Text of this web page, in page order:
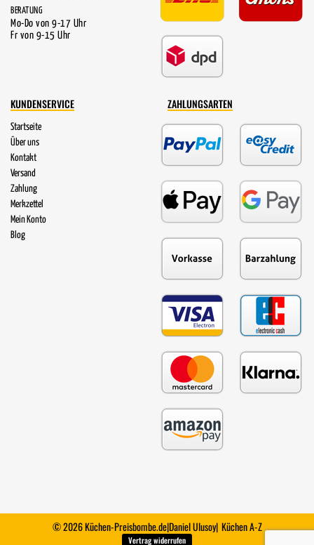
BERATUNG
Mo-Do von 9-17 Uhr
Fr von 9-15 Uhr
KUNDENSERVICE
Startseite
Über uns
Kontakt
Versand
Zahlung
Merkzettel
Mein Konto
Blog
ZAHLUNGSARTEN
© 2026 Küchen-Preisbombe.de|Daniel Ulusoy| Küchen A-Z
Vertrag widerrufen